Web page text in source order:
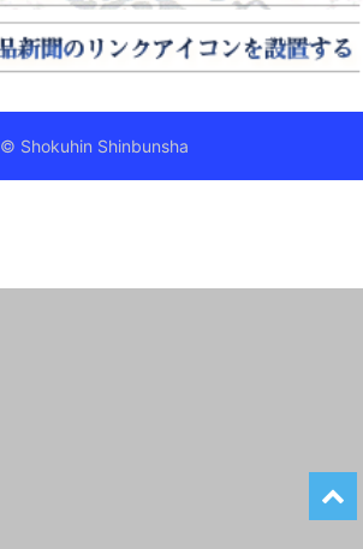
© Shokuhin Shinbunsha